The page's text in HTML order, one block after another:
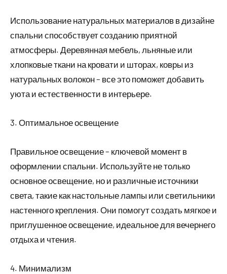
Использование натуральных материалов в дизайне
спальни способствует созданию приятной
атмосферы. Деревянная мебель, льняные или
хлопковые ткани на кровати и шторах, ковры из
натуральных волокон – все это поможет добавить
уюта и естественности в интерьере.
3. Оптимальное освещение
Правильное освещение – ключевой момент в
оформлении спальни. Используйте не только
основное освещение, но и различные источники
света, такие как настольные лампы или светильники
настенного крепления. Они помогут создать мягкое и
приглушенное освещение, идеальное для вечернего
отдыха и чтения.
4. Минимализм